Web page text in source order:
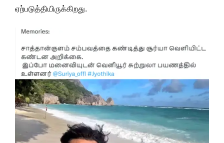
ஏற்படுத்தியிருக்கிறது.